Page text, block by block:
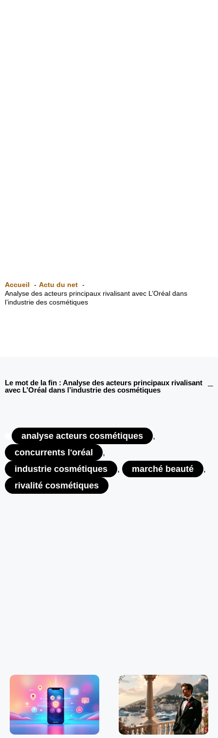
Accueil
Actu du net
Analyse des acteurs principaux rivalisant avec L’Oréal dans
l’industrie des cosmétiques
Le mot de la fin : Analyse des acteurs principaux rivalisant
avec L’Oréal dans l’industrie des cosmétiques
analyse acteurs cosmétiques
,
concurrents l'oréal
,
industrie cosmétiques
, marché beauté
,
rivalité cosmétiques